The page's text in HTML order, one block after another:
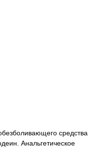
средства
Анальгетическое